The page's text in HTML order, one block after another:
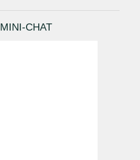
MINI-CHAT